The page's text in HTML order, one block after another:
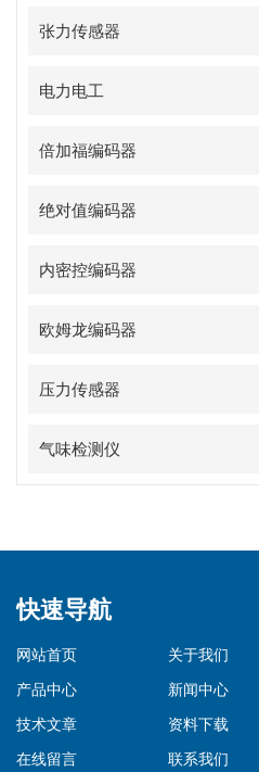
张力传感器
电力电工
倍加福编码器
绝对值编码器
内密控编码器
欧姆龙编码器
压力传感器
气味检测仪
快速导航
网站首页
关于我们
产品中心
新闻中心
技术文章
资料下载
在线留言
联系我们